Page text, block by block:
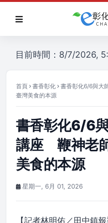
目前時間：8/7/2026,
首頁 書香彰化
書香彰化6/6與大
臺灣美食的本源
書香彰化6/6
講座 鞭神老
美食的本源
星期一, 6月 01, 2026
【記者林明佑／田中鎮